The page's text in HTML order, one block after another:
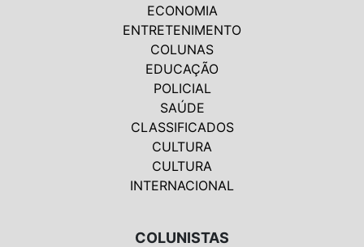
ECONOMIA
ENTRETENIMENTO
COLUNAS
EDUCAÇÃO
POLICIAL
SAÚDE
CLASSIFICADOS
CULTURA
CULTURA
INTERNACIONAL
COLUNISTAS